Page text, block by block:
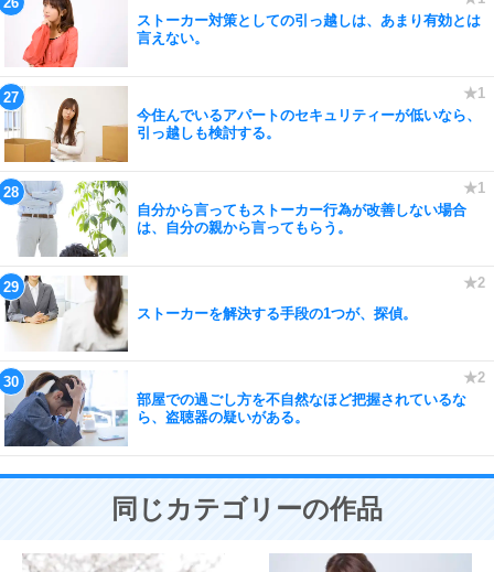
ストーカー対策としての引っ越しは、あまり有効とは
言えない。
今住んでいるアパートのセキュリティーが低いなら、
引っ越しも検討する。
自分から言ってもストーカー行為が改善しない場合
は、自分の親から言ってもらう。
ストーカーを解決する手段の1つが、探偵。
部屋での過ごし方を不自然なほど把握されているな
ら、盗聴器の疑いがある。
同じカテゴリーの作品